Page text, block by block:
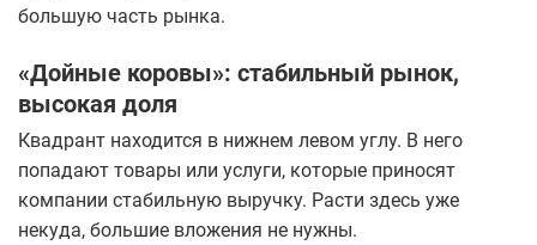
большую часть рынка.
«Дойные коровы»: стабильный рынок,
высокая доля
Квадрант находится в нижнем левом углу. В него
попадают товары или услуги, которые приносят
компании стабильную выручку. Расти здесь уже
некуда, большие вложения не нужны.